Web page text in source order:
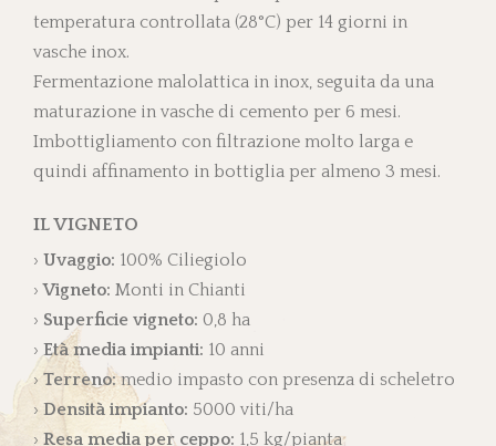
temperatura controllata (28°C) per 14 giorni in
vasche inox.
Fermentazione malolattica in inox, seguita da una
maturazione in vasche di cemento per 6 mesi.
Imbottigliamento con filtrazione molto larga e
quindi affinamento in bottiglia per almeno 3 mesi.
IL VIGNETO
Uvaggio: 100% Ciliegiolo
Vigneto: Monti in Chianti
Superficie vigneto: 0,8 ha
Età media impianti: 10 anni
Terreno:medio impasto con presenza di scheletro
Densità impianto: 5000 viti/ha
Resa media per ceppo: 1,5 kg/pianta